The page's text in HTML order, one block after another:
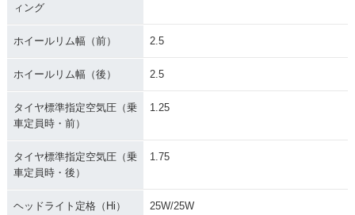
ィング
ホイールリム幅（前） 2.5
ホイールリム幅（後） 2.5
タイヤ標準指定空気圧（乗
車定員時・前）
1.25
タイヤ標準指定空気圧（乗
車定員時・後）
1.75
ヘッドライト定格（Hi） 25W/25W